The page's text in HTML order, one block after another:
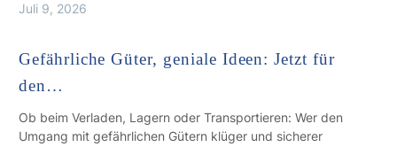
Juli 9, 2026
Gefährliche Güter, geniale Ideen: Jetzt für
den…
Ob beim Verladen, Lagern oder Transportieren: Wer den
Umgang mit gefährlichen Gütern klüger und sicherer